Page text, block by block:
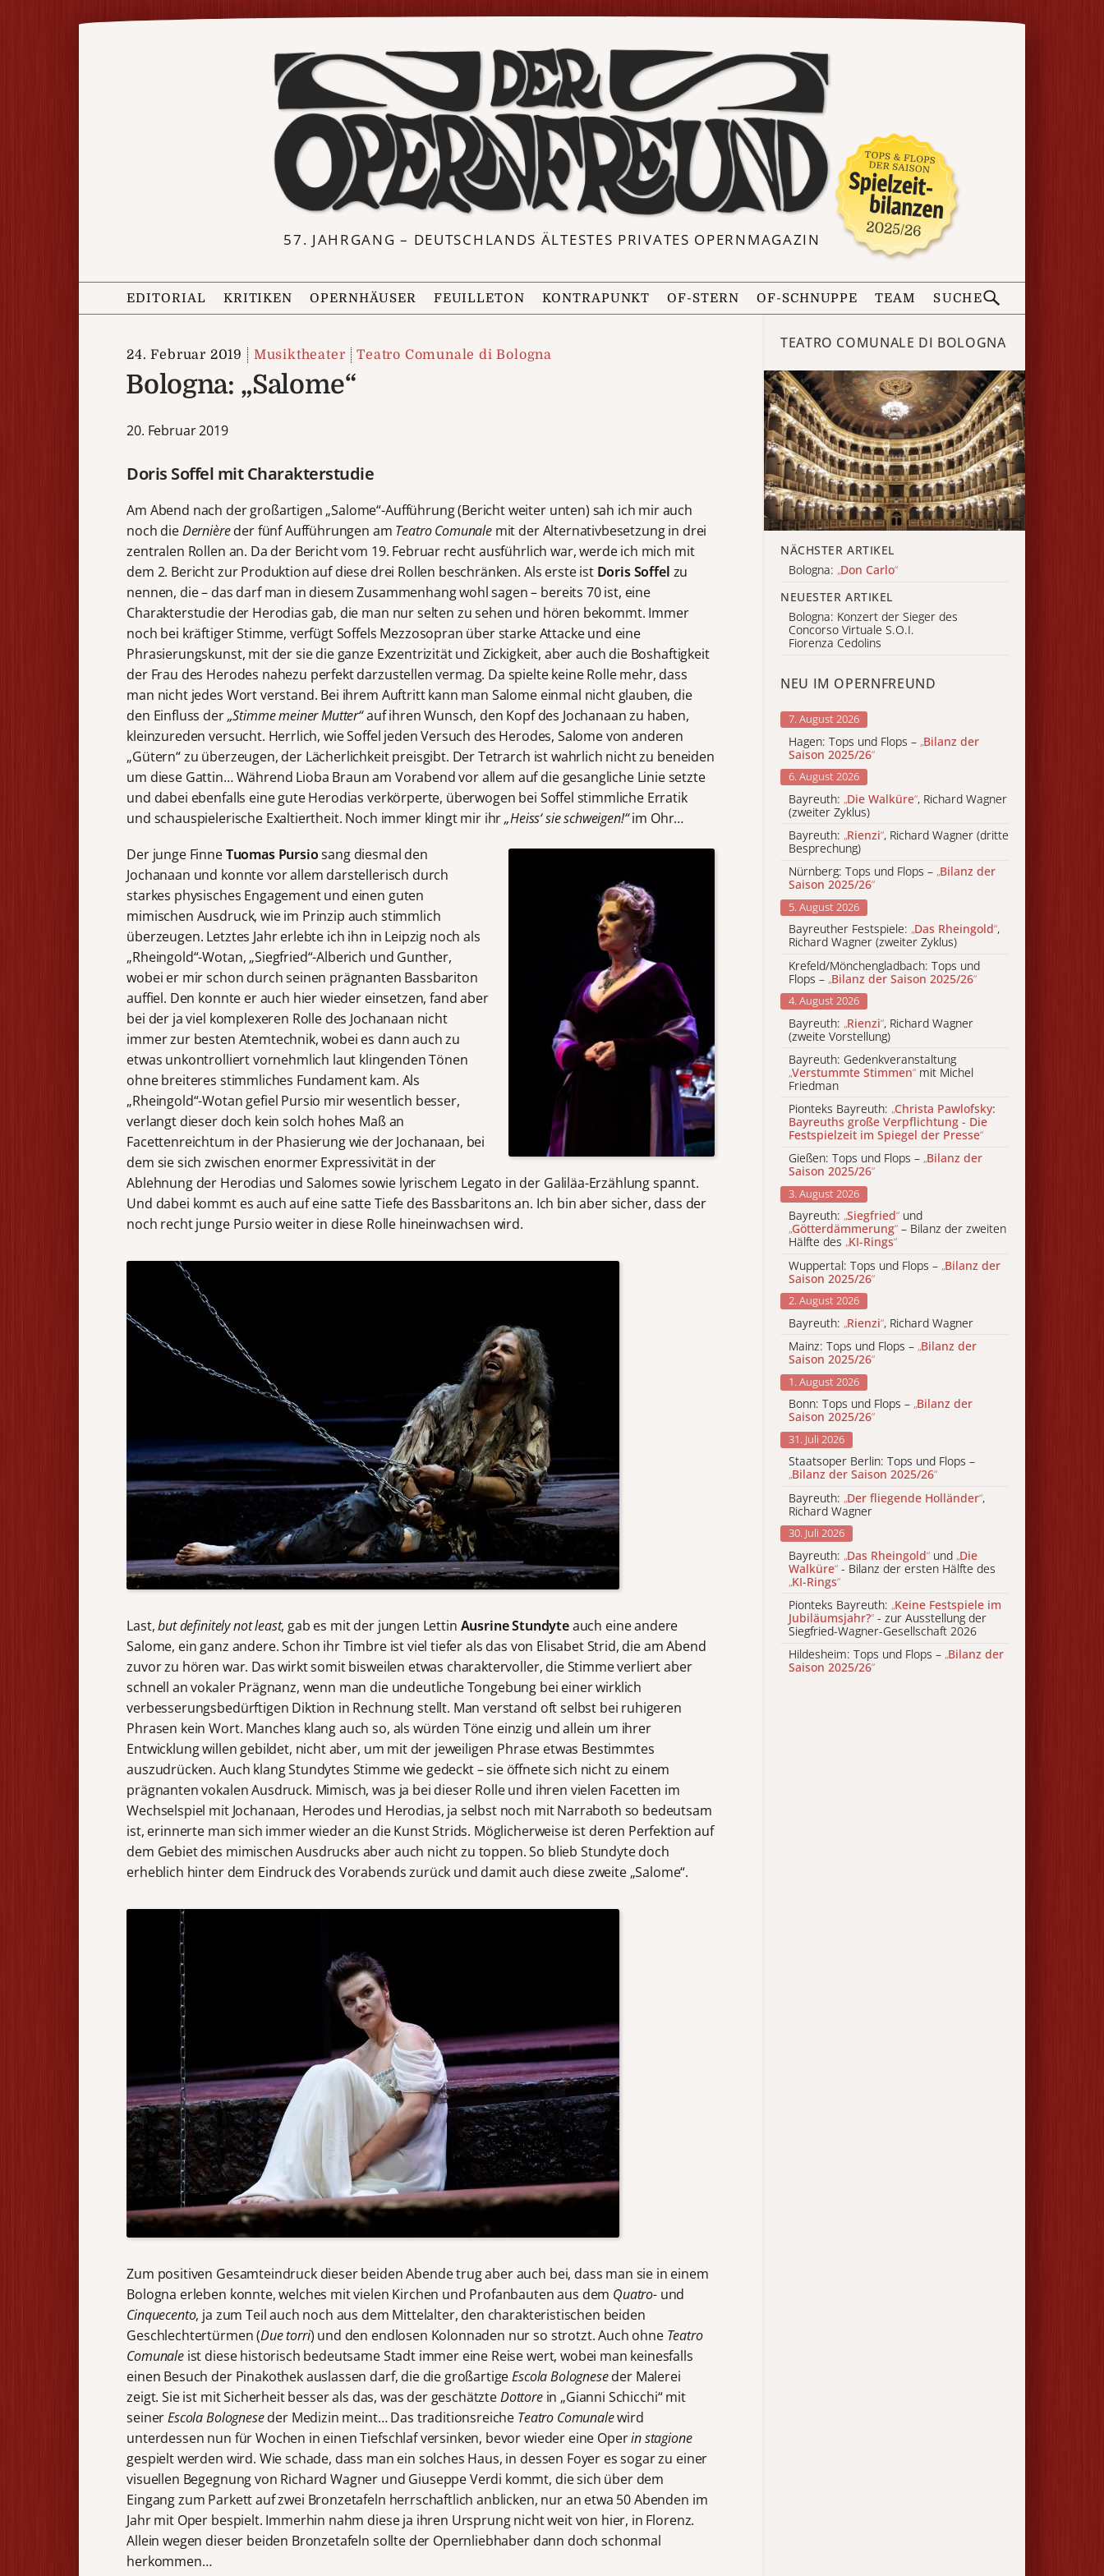
57. JAHRGANG – DEUTSCHLANDS ÄLTESTES PRIVATES OPERNMAGAZIN
EDITORIAL KRITIKEN OPERNHÄUSER FEUILLETON KONTRAPUNKT OF-STERN OF-SCHNUPPE TEAM SUCHE
24. Februar 2019 Musiktheater Teatro Comunale di Bologna
Bologna: „Salome“
20. Februar 2019
Doris Soffel mit Charakterstudie
Am Abend nach der großartigen „Salome“-Aufführung (Bericht weiter unten) sah ich mir auch
noch dieDernièreder fünf Aufführungen am Teatro Comunale mit der Alternativbesetzung in drei
zentralen Rollen an. Da der Bericht vom 19. Februar recht ausführlich war, werde ich mich mit
dem 2. Bericht zur Produktion auf diese drei Rollen beschränken. Als erste ist Doris Soffel zu
nennen, die – das darf man in diesem Zusammenhang wohl sagen – bereits 70 ist, eine
Charakterstudie der Herodias gab, die man nur selten zu sehen und hören bekommt. Immer
noch bei kräftiger Stimme, verfügt Soffels Mezzosopran über starke Attacke und eine
Phrasierungskunst, mit der sie die ganze Exzentrizität und Zickigkeit, aber auch die Boshaftigkeit
der Frau des Herodes nahezu perfekt darzustellen vermag. Da spielte keine Rolle mehr, dass
man nicht jedes Wort verstand. Bei ihrem Auftritt kann man Salome einmal nicht glauben, die
den Einfluss der„Stimme meiner Mutter“auf ihren Wunsch, den Kopf des Jochanaan zu haben,
kleinzureden versucht. Herrlich, wie Soffel jeden Versuch des Herodes, Salome von anderen
„Gütern“ zu überzeugen, der Lächerlichkeit preisgibt. Der Tetrarch ist wahrlich nicht zu beneiden
um diese Gattin… Während Lioba Braun am Vorabend vor allem auf die gesangliche Linie setzte
und dabei ebenfalls eine gute Herodias verkörperte, überwogen bei Soffel stimmliche Erratik
und schauspielerische Exaltiertheit. Noch immer klingt mir ihr„Heiss‘ sie schweigen!“im Ohr…
Der junge FinneTuomas Pursio sang diesmal den
Jochanaan und konnte vor allem darstellerisch durch
starkes physisches Engagement und einen guten
mimischen Ausdruck, wie im Prinzip auch stimmlich
überzeugen. Letztes Jahr erlebte ich ihn in Leipzig noch als
„Rheingold“-Wotan, „Siegfried“-Alberich und Gunther,
wobei er mir schon durch seinen prägnanten Bassbariton
auffiel. Den konnte er auch hier wieder einsetzen, fand aber
bei der ja viel komplexeren Rolle des Jochanaan nicht
immer zur besten Atemtechnik, wobei es dann auch zu
etwas unkontrolliert vornehmlich laut klingenden Tönen
ohne breiteres stimmliches Fundament kam. Als
„Rheingold“-Wotan gefiel Pursio mir wesentlich besser,
verlangt dieser doch kein solch hohes Maß an
Facettenreichtum in der Phasierung wie der Jochanaan, bei
dem sie sich zwischen enormer Expressivität in der
Ablehnung der Herodias und Salomes sowie lyrischem Legato in der Galiläa-Erzählung spannt.
Und dabei kommt es auch auf eine satte Tiefe des Bassbaritons an. Ich bin aber sicher, dass der
noch recht junge Pursio weiter in diese Rolle hineinwachsen wird.
Last,but definitely not least, gab es mit der jungen Lettin Ausrine Stundyteauch eine andere
Salome, ein ganz andere. Schon ihr Timbre ist viel tiefer als das von Elisabet Strid, die am Abend
zuvor zu hören war. Das wirkt somit bisweilen etwas charaktervoller, die Stimme verliert aber
schnell an vokaler Prägnanz, wenn man die undeutliche Tongebung bei einer wirklich
verbesserungsbedürftigen Diktion in Rechnung stellt. Man verstand oft selbst bei ruhigeren
Phrasen kein Wort. Manches klang auch so, als würden Töne einzig und allein um ihrer
Entwicklung willen gebildet, nicht aber, um mit der jeweiligen Phrase etwas Bestimmtes
auszudrücken. Auch klang Stundytes Stimme wie gedeckt – sie öffnete sich nicht zu einem
prägnanten vokalen Ausdruck. Mimisch, was ja bei dieser Rolle und ihren vielen Facetten im
Wechselspiel mit Jochanaan, Herodes und Herodias, ja selbst noch mit Narraboth so bedeutsam
ist, erinnerte man sich immer wieder an die Kunst Strids. Möglicherweise ist deren Perfektion auf
dem Gebiet des mimischen Ausdrucks aber auch nicht zu toppen. So blieb Stundyte doch
erheblich hinter dem Eindruck des Vorabends zurück und damit auch diese zweite „Salome“.
Zum positiven Gesamteindruck dieser beiden Abende trug aber auch bei, dass man sie in einem
Bologna erleben konnte, welches mit vielen Kirchen und Profanbauten aus dem Quatro-und
Cinquecento, ja zum Teil auch noch aus dem Mittelalter, den charakteristischen beiden
Geschlechtertürmen (Due torri) und den endlosen Kolonnaden nur so strotzt. Auch ohne Teatro
Comunaleist diese historisch bedeutsame Stadt immer eine Reise wert, wobei man keinesfalls
einen Besuch der Pinakothek auslassen darf, die die großartigeEscolaBologneseder Malerei
zeigt. Sie ist mit Sicherheit besser als das, was der geschätzteDottore in „Gianni Schicchi“ mit
seinerEscola Bologneseder Medizin meint… Das traditionsreiche Teatro Comunalewird
unterdessen nun für Wochen in einen Tiefschlaf versinken, bevor wieder eine Operin stagione
gespielt werden wird. Wie schade, dass man ein solches Haus, in dessen Foyer es sogar zu einer
visuellen Begegnung von Richard Wagner und Giuseppe Verdi kommt, die sich über dem
Eingang zum Parkett auf zwei Bronzetafeln herrschaftlich anblicken, nur an etwa 50 Abenden im
Jahr mit Oper bespielt. Immerhin nahm diese ja ihren Ursprung nicht weit von hier, in Florenz.
Allein wegen dieser beiden Bronzetafeln sollte der Opernliebhaber dann doch schonmal
herkommen…
TEATRO COMUNALE DI BOLOGNA
NÄCHSTER ARTIKEL
Bologna: „Don Carlo“
NEUESTER ARTIKEL
Bologna: Konzert der Sieger des
Concorso Virtuale S.O.I.
Fiorenza Cedolins
NEU IM OPERNFREUND
7. August 2026
Hagen: Tops und Flops – „Bilanz der
Saison 2025/26“
6. August 2026
Bayreuth: „Die Walküre“, Richard Wagner
(zweiter Zyklus)
Bayreuth: „Rienzi“, Richard Wagner (dritte
Besprechung)
Nürnberg: Tops und Flops – „Bilanz der
Saison 2025/26“
5. August 2026
Bayreuther Festspiele: „Das Rheingold“,
Richard Wagner (zweiter Zyklus)
Krefeld/Mönchengladbach: Tops und
Flops – „Bilanz der Saison 2025/26“
4. August 2026
Bayreuth: „Rienzi“, Richard Wagner
(zweite Vorstellung)
Bayreuth: Gedenkveranstaltung
„Verstummte Stimmen“ mit Michel
Friedman
Pionteks Bayreuth: „Christa Pawlofsky:
Bayreuths große Verpflichtung - Die
Festspielzeit im Spiegel der Presse“
Gießen: Tops und Flops – „Bilanz der
Saison 2025/26“
3. August 2026
Bayreuth: „Siegfried“ und
„Götterdämmerung“ – Bilanz der zweiten
Hälfte des „KI-Rings“
Wuppertal: Tops und Flops – „Bilanz der
Saison 2025/26“
2. August 2026
Bayreuth: „Rienzi“, Richard Wagner
Mainz: Tops und Flops – „Bilanz der
Saison 2025/26“
1. August 2026
Bonn: Tops und Flops – „Bilanz der
Saison 2025/26“
31. Juli 2026
Staatsoper Berlin: Tops und Flops –
„Bilanz der Saison 2025/26“
Bayreuth: „Der fliegende Holländer“,
Richard Wagner
30. Juli 2026
Bayreuth: „Das Rheingold“ und „Die
Walküre“ - Bilanz der ersten Hälfte des
„KI-Rings“
Pionteks Bayreuth: „Keine Festspiele im
Jubiläumsjahr?“ - zur Ausstellung der
Siegfried-Wagner-Gesellschaft 2026
Hildesheim: Tops und Flops – „Bilanz der
Saison 2025/26“